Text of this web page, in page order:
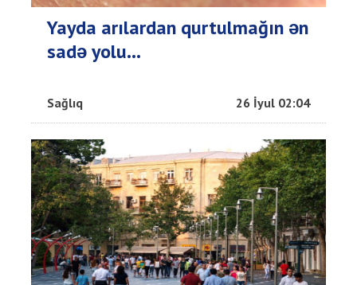
Yayda arılardan qurtulmağın ən
sadə yolu...
Sağlıq 26 İyul 02:04